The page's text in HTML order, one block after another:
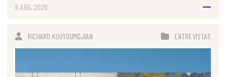
6 AGO, 2026
RICHARD KOUYOUMDJIAN ENTREVISTAS